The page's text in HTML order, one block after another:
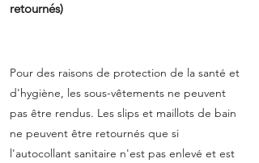
retournés)
Pour des raisons de protection de la santé et
d'hygiène, les sous-vêtements ne peuvent
pas être rendus. Les slips et maillots de bain
ne peuvent être retournés que si
l'autocollant sanitaire n'est pas enlevé et est